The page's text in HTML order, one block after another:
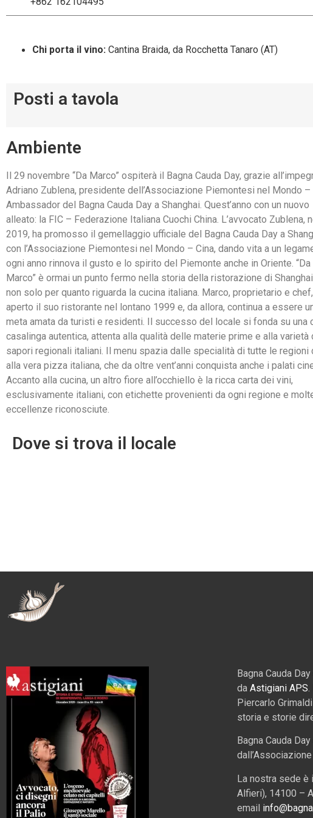
Chi porta il vino: Cantina Braida, da Rocchetta Tanaro (AT)
Posti a tavola
Ambiente
Il 29 novembre “Da Marco” ospiterà il Bagna Cauda Day, grazie
Adriano Zublena, presidente dell’Associazione Piemontesi nel Mondo –
Ambassador del Bagna Cauda Day a Shanghai. Quest’anno con un nuovo
alleato: la FIC – Federazione Italiana Cuochi China. L’avvocato Zublena,
2019, ha promosso il gemellaggio ufficiale del Bagna Cauda Day a
con l’Associazione Piemontesi nel Mondo – Cina, dando vita a un
ogni anno rinnova il gusto e lo spirito del Piemonte anche in Oriente. “Da
Marco” è ormai un punto fermo nella storia della ristorazione di
non solo per quanto riguarda la cucina italiana. Marco, proprietario e
aperto il suo ristorante nel lontano 1999 e, da allora, continua a essere
meta amata da turisti e residenti. Il successo del locale si fonda su una
casalinga autentica, attenta alla qualità delle materie prime e alla varietà
sapori regionali italiani. Il menu spazia dalle specialità di tutte le regioni
alla vera pizza italiana, che da oltre vent’anni conquista anche i palati
Accanto alla cucina, un altro fiore all’occhiello è la ricca carta dei vini,
esclusivamente italiani, con etichette provenienti da ogni regione e
eccellenze riconosciute.
Dove si trova il locale
Bagna Cauda
da Astigiani APS.
Piercarlo
storia e storie
Bagna Cauda
La nostra sede è
Alfieri), 14100 –
email